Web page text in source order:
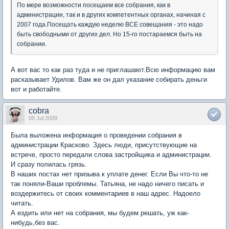
По мере возможности посещаем все собрания, как в
администрации, так и в других компетентных органах, начиная с
2007 года.Посещать каждую неделю ВСЕ совещания - это надо
быть свободными от других дел. Но 15-го постараемся быть на
собрании.
А вот вас то как раз туда и не приглашают.Всю информацию вам
расказывает Удилов. Вам же он дал указание собирать деньги
вот и работайте.
cobra
09 Jul 2009
Была выложена информация о проведении собрания в
администрации Красково. Здесь люди, присутствующие на
встрече, просто передали слова застройщика и администрации.
И сразу полилась грязь.
В наших постах нет призыва к уплате денег. Если Вы что-то не
так поняли-Ваши проблемы. Татьяна, не надо ничего писать и
воздержитесь от своих комментариев в наш адрес. Надоело
читать.
А ездить или нет на собрания, мы будем решать, уж как-
нибудь,без вас.